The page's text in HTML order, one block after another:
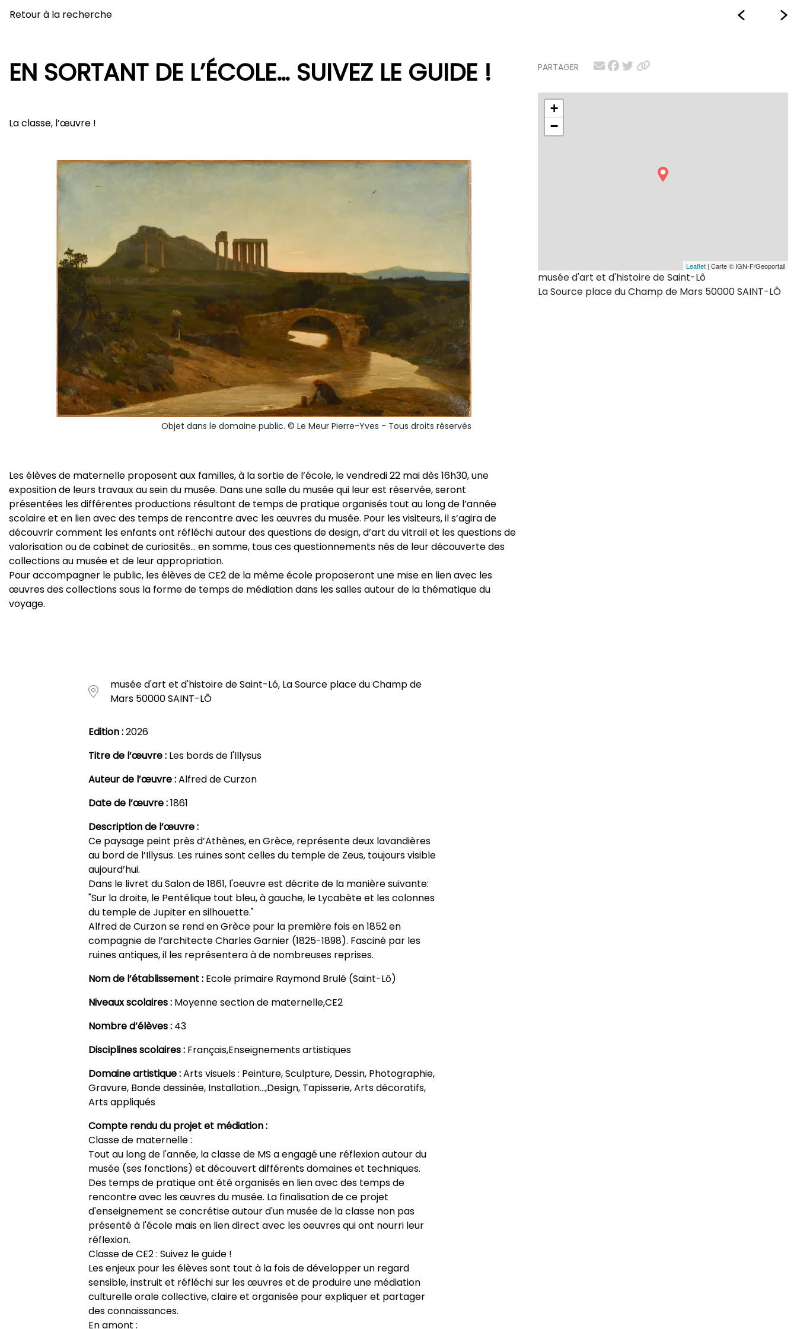
Retour à la recherche
PARTAGER
+
−
Leaflet | Carte © IGN-F/Geoportail
musée d'art et d'histoire de Saint-Lô
La Source place du Champ de Mars 50000 SAINT-LÔ
EN SORTANT DE L’ÉCOLE… SUIVEZ LE GUIDE !
La classe, l’œuvre !
Objet dans le domaine public. © Le Meur Pierre-Yves - Tous droits réservés
Les élèves de maternelle proposent aux familles, à la sortie de l’école, le vendredi 22 mai dès 16h30, une
exposition de leurs travaux au sein du musée. Dans une salle du musée qui leur est réservée, seront
présentées les différentes productions résultant de temps de pratique organisés tout au long de l’année
scolaire et en lien avec des temps de rencontre avec les œuvres du musée. Pour les visiteurs, il s’agira de
découvrir comment les enfants ont réfléchi autour des questions de design, d’art du vitrail et les questions de
valorisation ou de cabinet de curiosités… en somme, tous ces questionnements nés de leur découverte des
collections au musée et de leur appropriation.
Pour accompagner le public, les élèves de CE2 de la même école proposeront une mise en lien avec les
œuvres des collections sous la forme de temps de médiation dans les salles autour de la thématique du
voyage.
musée d'art et d'histoire de Saint-Lô, La Source place du Champ de
Mars 50000 SAINT-LÔ
Edition :2026
Titre de l’œuvre : Les bords de l'Illysus
Auteur de l’œuvre :Alfred de Curzon
Date de l’œuvre :1861
Description de l’œuvre :
Ce paysage peint près d’Athènes, en Grèce, représente deux lavandières
au bord de l’Illysus. Les ruines sont celles du temple de Zeus, toujours visible
aujourd’hui.
Dans le livret du Salon de 1861, l'oeuvre est décrite de la manière suivante:
"Sur la droite, le Pentélique tout bleu, à gauche, le Lycabète et les colonnes
du temple de Jupiter en silhouette."
Alfred de Curzon se rend en Grèce pour la première fois en 1852 en
compagnie de l’architecte Charles Garnier (1825-1898). Fasciné par les
ruines antiques, il les représentera à de nombreuses reprises.
Nom de l’établissement : Ecole primaire Raymond Brulé (Saint-Lô)
Niveaux scolaires : Moyenne section de maternelle,CE2
Nombre d’élèves : 43
Disciplines scolaires : Français,Enseignements artistiques
Domaine artistique :Arts visuels : Peinture, Sculpture, Dessin, Photographie,
Gravure, Bande dessinée, Installation…,Design, Tapisserie, Arts décoratifs,
Arts appliqués
Compte rendu du projet et médiation :
Classe de maternelle :
Tout au long de l'année, la classe de MS a engagé une réflexion autour du
musée (ses fonctions) et découvert différents domaines et techniques.
Des temps de pratique ont été organisés en lien avec des temps de
rencontre avec les œuvres du musée. La finalisation de ce projet
d'enseignement se concrétise autour d'un musée de la classe non pas
présenté à l'école mais en lien direct avec les oeuvres qui ont nourri leur
réflexion.
Classe de CE2 : Suivez le guide !
Les enjeux pour les élèves sont tout à la fois de développer un regard
sensible, instruit et réfléchi sur les œuvres et de produire une médiation
culturelle orale collective, claire et organisée pour expliquer et partager
des connaissances.
En amont :